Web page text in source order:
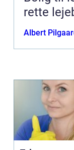
rette
Albert